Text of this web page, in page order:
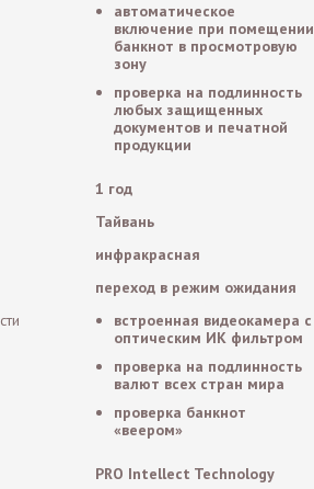
автоматическое
включение при помещении
банкнот в просмотровую
зону
проверка на подлинность
любых защищенных
документов и печатной
продукции
1 год
Тайвань
инфракрасная
переход в режим ожидания
встроенная видеокамера с
оптическим ИК фильтром
проверка на подлинность
валют всех стран мира
проверка банкнот
«веером»
PRO Intellect Technology